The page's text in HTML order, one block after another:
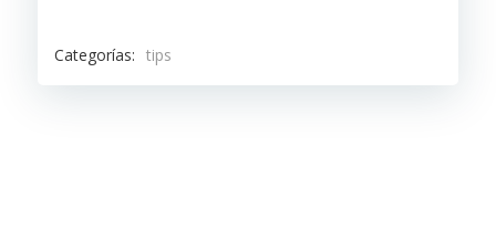
Categorías: tips